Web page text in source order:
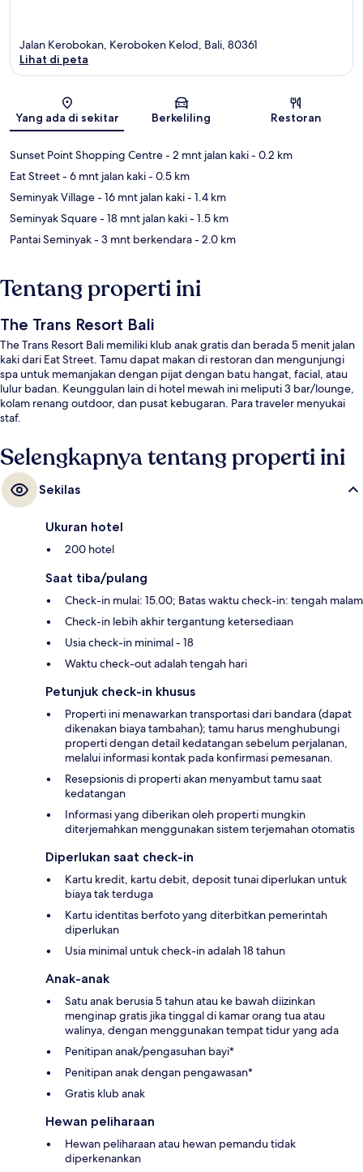
Peta
Jalan Kerobokan, Keroboken Kelod, Bali, 80361
Lihat di peta
Yang ada di sekitar Berkeliling Restoran
Sunset Point Shopping Centre- 2 mnt jalan kaki- 0.2 km
Eat Street- 6 mnt jalan kaki- 0.5 km
Seminyak Village- 16 mnt jalan kaki- 1.4 km
Seminyak Square- 18 mnt jalan kaki- 1.5 km
Pantai Seminyak- 3 mnt berkendara- 2.0 km
Tentang properti ini
The Trans Resort Bali
The Trans Resort Bali memiliki klub anak gratis dan berada 5 menit jalan
kaki dari Eat Street. Tamu dapat makan di restoran dan mengunjungi
spa untuk memanjakan dengan pijat dengan batu hangat, facial, atau
lulur badan. Keunggulan lain di hotel mewah ini meliputi 3 bar/lounge,
kolam renang outdoor, dan pusat kebugaran. Para traveler menyukai
staf.
Selengkapnya tentang properti ini
Sekilas
Ukuran hotel
200 hotel
Saat tiba/pulang
Check-in mulai: 15.00; Batas waktu check-in: tengah malam
Check-in lebih akhir tergantung ketersediaan
Usia check-in minimal - 18
Waktu check-out adalah tengah hari
Petunjuk check-in khusus
Properti ini menawarkan transportasi dari bandara (dapat
dikenakan biaya tambahan); tamu harus menghubungi
properti dengan detail kedatangan sebelum perjalanan,
melalui informasi kontak pada konfirmasi pemesanan.
Resepsionis di properti akan menyambut tamu saat
kedatangan
Informasi yang diberikan oleh properti mungkin
diterjemahkan menggunakan sistem terjemahan otomatis
Diperlukan saat check-in
Kartu kredit, kartu debit, deposit tunai diperlukan untuk
biaya tak terduga
Kartu identitas berfoto yang diterbitkan pemerintah
diperlukan
Usia minimal untuk check-in adalah 18 tahun
Anak-anak
Satu anak berusia 5 tahun atau ke bawah diizinkan
menginap gratis jika tinggal di kamar orang tua atau
walinya, dengan menggunakan tempat tidur yang ada
Penitipan anak/pengasuhan bayi*
Penitipan anak dengan pengawasan*
Gratis klub anak
Hewan peliharaan
Hewan peliharaan atau hewan pemandu tidak
diperkenankan